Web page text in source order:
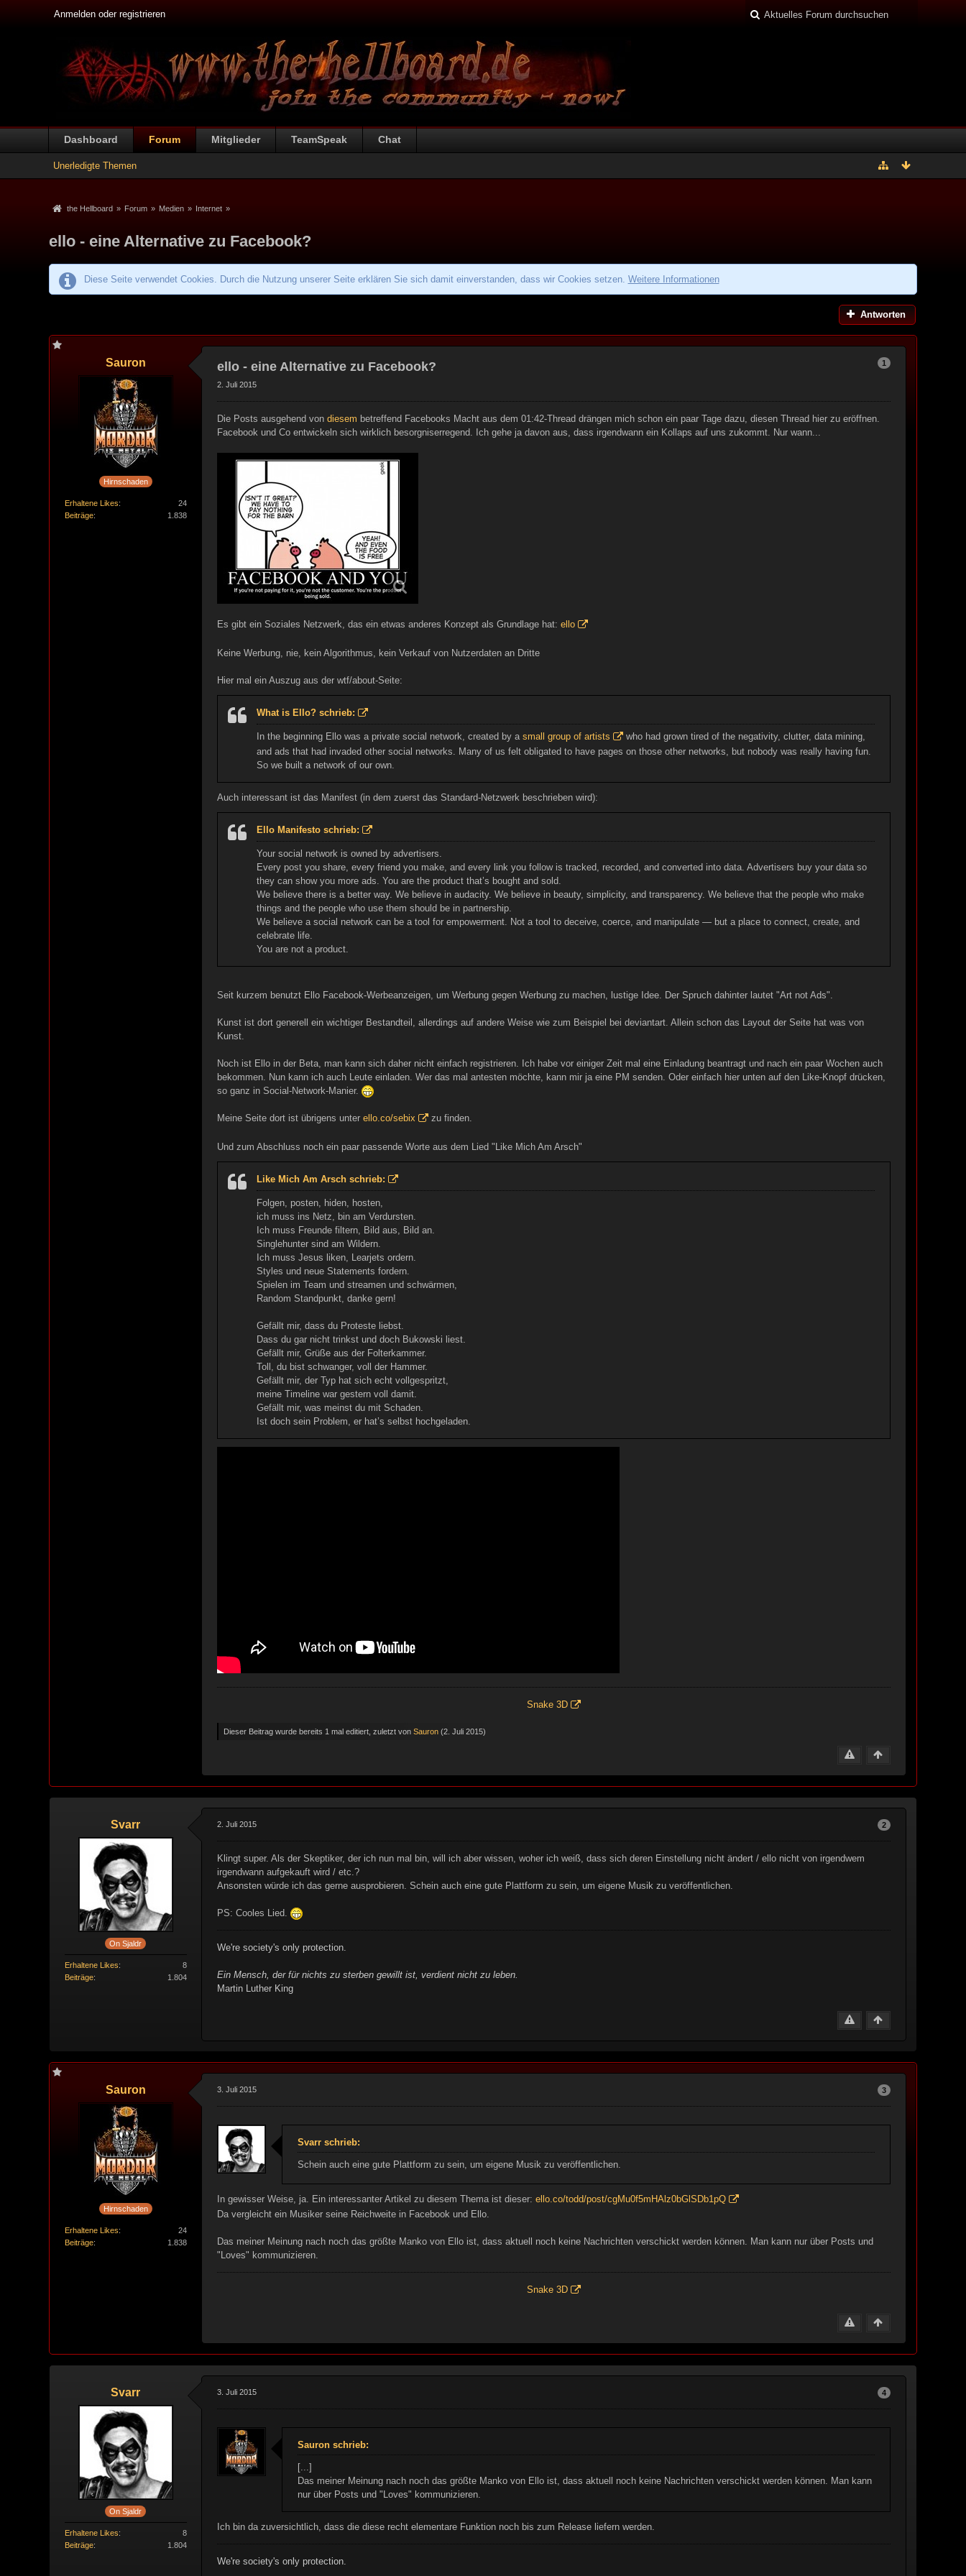
Anmelden oder registrieren
Dashboard Forum Mitglieder TeamSpeak Chat
Unerledigte Themen
the Hellboard » Forum » Medien » Internet »
ello - eine Alternative zu Facebook?
Diese Seite verwendet Cookies. Durch die Nutzung unserer Seite erklären Sie sich damit einverstanden, dass wir Cookies setzen. Weitere Informationen
Antworten
Sauron
Hirnschaden
Erhaltene Likes
24
Beiträge
1.838
1
ello - eine Alternative zu Facebook?
2. Juli 2015
Die Posts ausgehend von diesem betreffend Facebooks Macht aus dem 01:42-Thread drängen mich schon ein paar Tage dazu, diesen Thread hier zu eröffnen.
Facebook und Co entwickeln sich wirklich besorgniserregend. Ich gehe ja davon aus, dass irgendwann ein Kollaps auf uns zukommt. Nur wann...
Es gibt ein Soziales Netzwerk, das ein etwas anderes Konzept als Grundlage hat: ello
Keine Werbung, nie, kein Algorithmus, kein Verkauf von Nutzerdaten an Dritte
Hier mal ein Auszug aus der wtf/about-Seite:
What is Ello? schrieb:
In the beginning Ello was a private social network, created by a small group of artists
who had grown tired of the negativity, clutter, data mining,
and ads that had invaded other social networks. Many of us felt obligated to have pages on those other networks, but nobody was really having fun.
So we built a network of our own.
Auch interessant ist das Manifest (in dem zuerst das Standard-Netzwerk beschrieben wird):
Ello Manifesto schrieb:
Your social network is owned by advertisers.
Every post you share, every friend you make, and every link you follow is tracked, recorded, and converted into data. Advertisers buy your data so
they can show you more ads. You are the product that’s bought and sold.
We believe there is a better way. We believe in audacity. We believe in beauty, simplicity, and transparency. We believe that the people who make
things and the people who use them should be in partnership.
We believe a social network can be a tool for empowerment. Not a tool to deceive, coerce, and manipulate — but a place to connect, create, and
celebrate life.
You are not a product.
Seit kurzem benutzt Ello Facebook-Werbeanzeigen, um Werbung gegen Werbung zu machen, lustige Idee. Der Spruch dahinter lautet "Art not Ads".
Kunst ist dort generell ein wichtiger Bestandteil, allerdings auf andere Weise wie zum Beispiel bei deviantart. Allein schon das Layout der Seite hat was von
Kunst.
Noch ist Ello in der Beta, man kann sich daher nicht einfach registrieren. Ich habe vor einiger Zeit mal eine Einladung beantragt und nach ein paar Wochen auch
bekommen. Nun kann ich auch Leute einladen. Wer das mal antesten möchte, kann mir ja eine PM senden. Oder einfach hier unten auf den Like-Knopf drücken,
so ganz in Social-Network-Manier.
Meine Seite dort ist übrigens unter ello.co/sebix zu finden.
Und zum Abschluss noch ein paar passende Worte aus dem Lied "Like Mich Am Arsch"
Like Mich Am Arsch schrieb:
Folgen, posten, hiden, hosten,
ich muss ins Netz, bin am Verdursten.
Ich muss Freunde filtern, Bild aus, Bild an.
Singlehunter sind am Wildern.
Ich muss Jesus liken, Learjets ordern.
Styles und neue Statements fordern.
Spielen im Team und streamen und schwärmen,
Random Standpunkt, danke gern!
Gefällt mir, dass du Proteste liebst.
Dass du gar nicht trinkst und doch Bukowski liest.
Gefällt mir, Grüße aus der Folterkammer.
Toll, du bist schwanger, voll der Hammer.
Gefällt mir, der Typ hat sich echt vollgespritzt,
meine Timeline war gestern voll damit.
Gefällt mir, was meinst du mit Schaden.
Ist doch sein Problem, er hat’s selbst hochgeladen.
Snake 3D
Dieser Beitrag wurde bereits 1 mal editiert, zuletzt von Sauron(2. Juli 2015)
Svarr
On Sjaldr
Erhaltene Likes
8
Beiträge
1.804
2
2. Juli 2015
Klingt super. Als der Skeptiker, der ich nun mal bin, will ich aber wissen, woher ich weiß, dass sich deren Einstellung nicht ändert / ello nicht von irgendwem
irgendwann aufgekauft wird / etc.?
Ansonsten würde ich das gerne ausprobieren. Schein auch eine gute Plattform zu sein, um eigene Musik zu veröffentlichen.
PS: Cooles Lied.
We're society's only protection.
Ein Mensch, der für nichts zu sterben gewillt ist, verdient nicht zu leben.
Martin Luther King
Sauron
Hirnschaden
Erhaltene Likes
24
Beiträge
1.838
3
3. Juli 2015
Svarr schrieb:
Schein auch eine gute Plattform zu sein, um eigene Musik zu veröffentlichen.
In gewisser Weise, ja. Ein interessanter Artikel zu diesem Thema ist dieser: ello.co/todd/post/cgMu0f5mHAlz0bGlSDb1pQ
Da vergleicht ein Musiker seine Reichweite in Facebook und Ello.
Das meiner Meinung nach noch das größte Manko von Ello ist, dass aktuell noch keine Nachrichten verschickt werden können. Man kann nur über Posts und
"Loves" kommunizieren.
Snake 3D
Svarr
On Sjaldr
Erhaltene Likes
8
Beiträge
1.804
4
3. Juli 2015
Sauron schrieb:
[...]
Das meiner Meinung nach noch das größte Manko von Ello ist, dass aktuell noch keine Nachrichten verschickt werden können. Man kann
nur über Posts und "Loves" kommunizieren.
Ich bin da zuversichtlich, dass die diese recht elementare Funktion noch bis zum Release liefern werden.
We're society's only protection.